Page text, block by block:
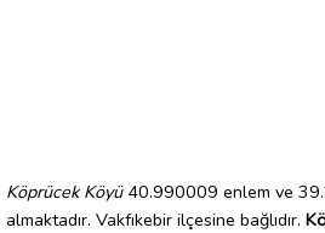
Köprücek Köyü40.990009 enlem ve
almaktadır. Vakfıkebir ilçesine bağlıdır.